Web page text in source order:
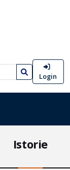
Login
Istorie